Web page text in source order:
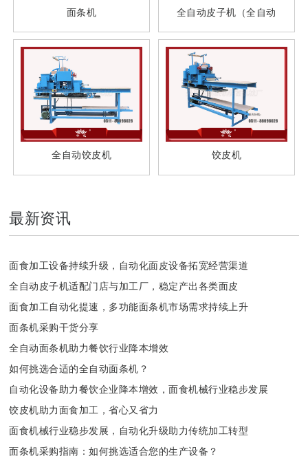
面条机 全自动皮子机（全自动
全自动饺皮机 饺皮机
最新资讯
面食加工设备持续升级，自动化面皮设备拓宽经营渠道
全自动皮子机适配门店与加工厂，稳定产出各类面皮
面食加工自动化提速，多功能面条机市场需求持续上升
面条机采购干货分享
全自动面条机助力餐饮行业降本增效
如何挑选合适的全自动面条机？
自动化设备助力餐饮企业降本增效，面食机械行业稳步发展
饺皮机助力面食加工，省心又省力
面食机械行业稳步发展，自动化升级助力传统加工转型
面条机采购指南：如何挑选适合您的生产设备？